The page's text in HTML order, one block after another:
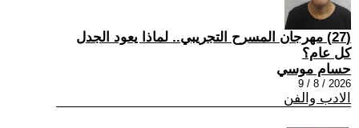
(27) مهرجان المسرح التجريبي.. لماذا يعود الجدل
كل عام؟
حسام موسي
2026 / 8 / 9
الادب والفن